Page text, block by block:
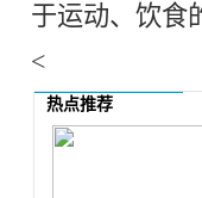
于运动、饮食
<
热点推荐